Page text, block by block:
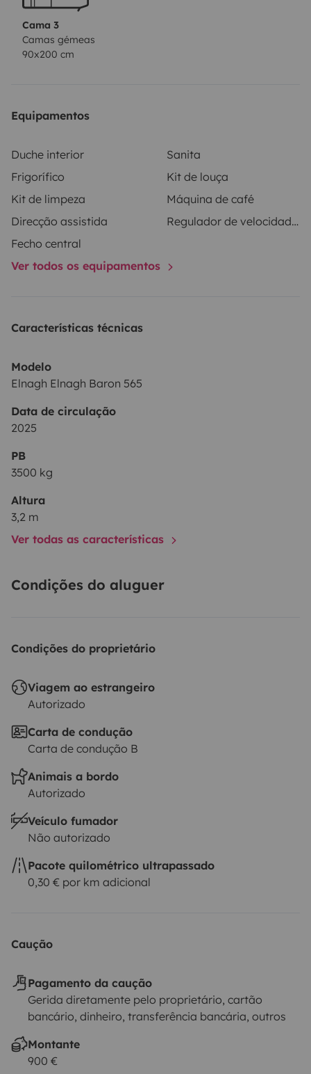
Cama 3
Camas gémeas
90x200 cm
Equipamentos
Duche interior
Sanita
Frigorífico
Kit de louça
Kit de limpeza
Máquina de café
Direcção assistida
Regulador de velocidade / Cruise Control
Fecho central
Ver todos os equipamentos
Características técnicas
Modelo
Elnagh Elnagh Baron 565
Data de circulação
2025
PB
3500 kg
Altura
3,2 m
Ver todas as características
Condições do aluguer
Condições do proprietário
Viagem ao estrangeiro
Autorizado
Carta de condução
Carta de condução B
Animais a bordo
Autorizado
Veículo fumador
Não autorizado
Pacote quilométrico ultrapassado
0,30 € por km adicional
Caução
Pagamento da caução
Gerida diretamente pelo proprietário, cartão
bancário, dinheiro, transferência bancária, outros
Montante
900 €